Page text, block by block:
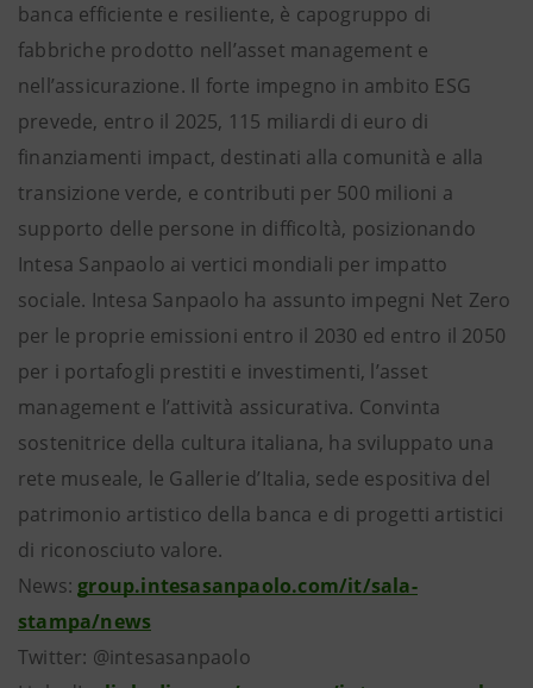
banca efficiente e resiliente, è capogruppo di
fabbriche prodotto nell’asset management e
nell’assicurazione. Il forte impegno in ambito ESG
prevede, entro il 2025, 115 miliardi di euro di
finanziamenti impact, destinati alla comunità e alla
transizione verde, e contributi per 500 milioni a
supporto delle persone in difficoltà, posizionando
Intesa Sanpaolo ai vertici mondiali per impatto
sociale. Intesa Sanpaolo ha assunto impegni Net Zero
per le proprie emissioni entro il 2030 ed entro il 2050
per i portafogli prestiti e investimenti, l’asset
management e l’attività assicurativa. Convinta
sostenitrice della cultura italiana, ha sviluppato una
rete museale, le Gallerie d’Italia, sede espositiva del
patrimonio artistico della banca e di progetti artistici
di riconosciuto valore.
News: group.intesasanpaolo.com/it/sala-
stampa/news
Twitter: @intesasanpaolo